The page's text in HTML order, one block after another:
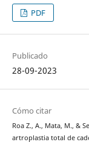
PDF
Publicado
28-09-2023
Cómo citar
Roa Z., A., Mata, M., &
artroplastia total de